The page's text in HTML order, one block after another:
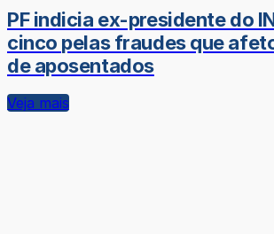
PF indicia ex-presidente do
cinco pelas fraudes que
de aposentados
Veja mais